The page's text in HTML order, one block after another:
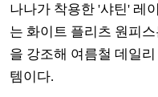
나나가 착용한 '샤틴' 레
는 화이트 플리츠 원피
을 강조해 여름철 데일
템이다.